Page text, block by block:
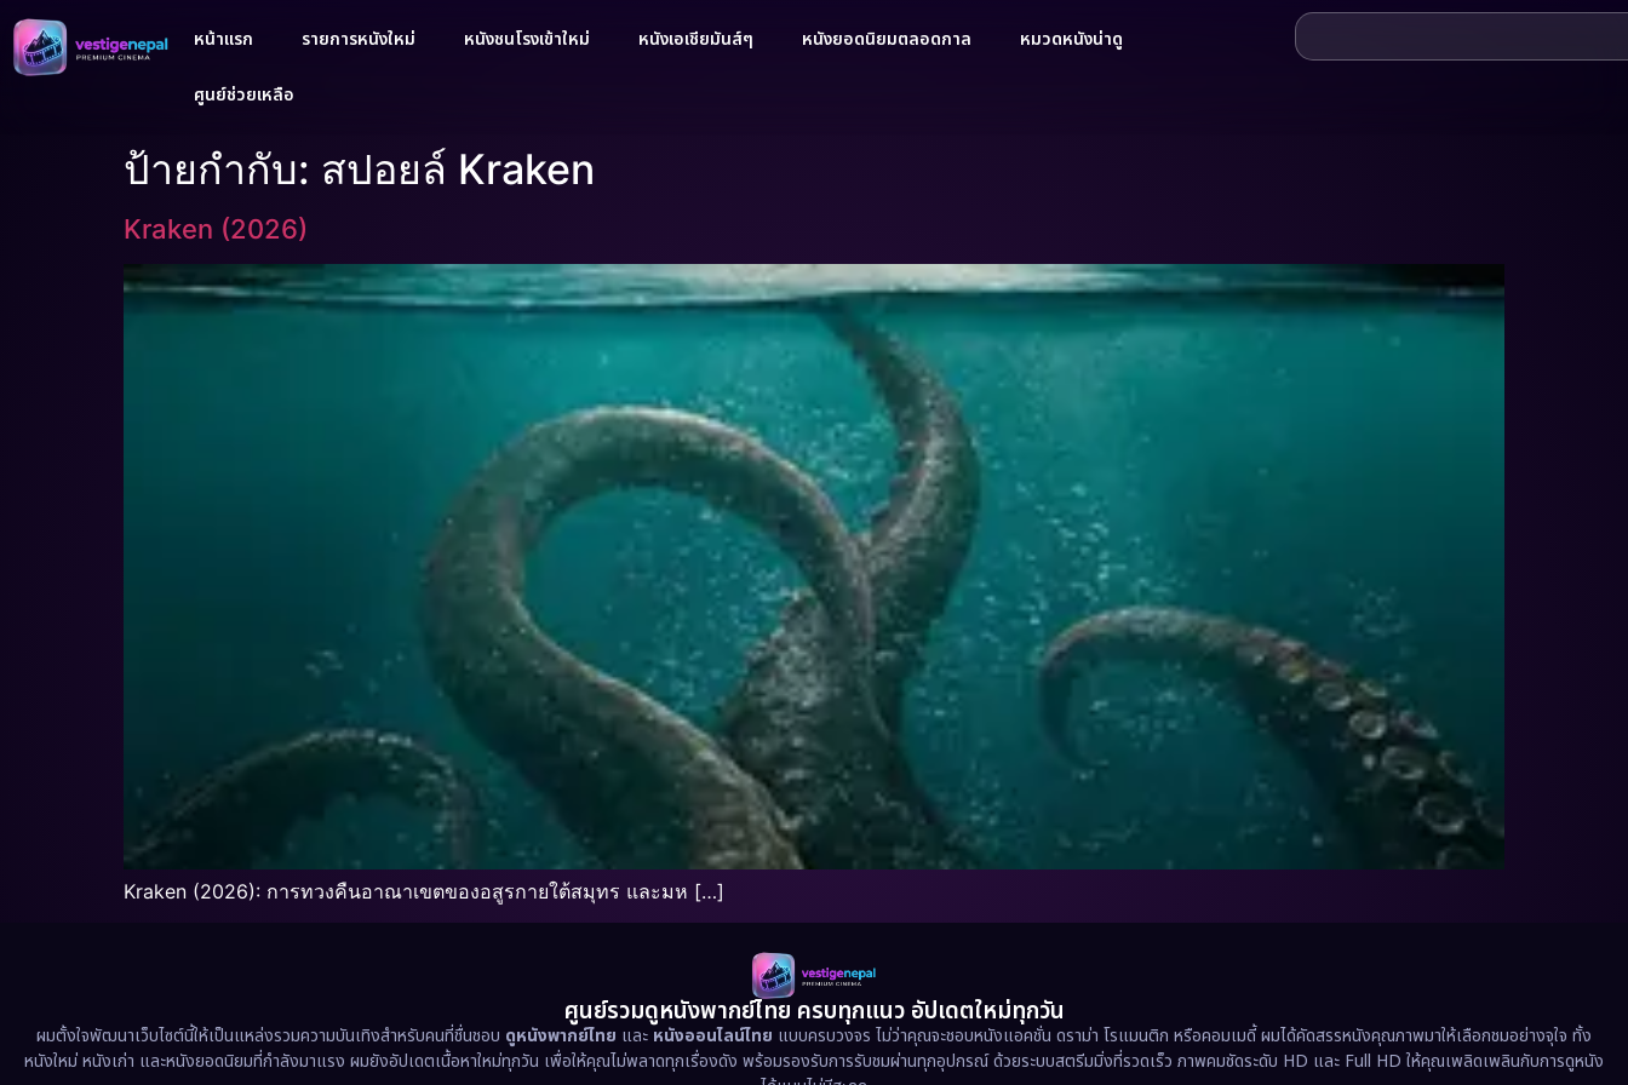
หน้าแรก รายการหนังใหม่ หนังชนโรงเข้าใหม่ หนังเอเชียมันส์ๆ หนังยอดนิยมตลอดกาล หมวดหนังน่าดู
ศูนย์ช่วยเหลือ
ป้ายกำกับ: สปอยล์ Kraken
Kraken (2026)
Kraken (2026): การทวงคืนอาณาเขตของอสูรกายใต้สมุทร และมห […]
ศูนย์รวมดูหนังพากย์ไทย ครบทุกแนว อัปเดตใหม่ทุกวัน
ผมตั้งใจพัฒนาเว็บไซต์นี้ให้เป็นแหล่งรวมความบันเทิงสำหรับคนที่ชื่นชอบ ดูหนังพากย์ไทย และ หนังออนไลน์ไทย แบบครบวงจร ไม่ว่าคุณจะชอบหนังแอคชั่น ดราม่า โรแมนติก หรือคอมเมดี้ ผมได้คัดสรรหนังคุณภาพมาให้เลือกชมอย่างจุใจ ทั้ง
หนังใหม่ หนังเก่า และหนังยอดนิยมที่กำลังมาแรง ผมยังอัปเดตเนื้อหาใหม่ทุกวัน เพื่อให้คุณไม่พลาดทุกเรื่องดัง พร้อมรองรับการรับชมผ่านทุกอุปกรณ์ ด้วยระบบสตรีมมิ่งที่รวดเร็ว ภาพคมชัดระดับ HD และ Full HD ให้คุณเพลิดเพลินกับการดูหนัง